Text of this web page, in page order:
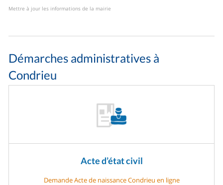
Mettre à jour les informations de la mairie
Démarches administratives à
Condrieu
Acte d’état civil
Demande Acte de naissance Condrieu en ligne